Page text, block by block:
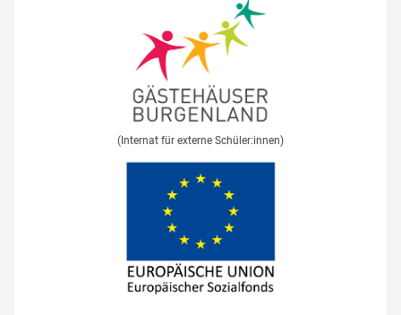
(Internat für externe Schüler:innen)